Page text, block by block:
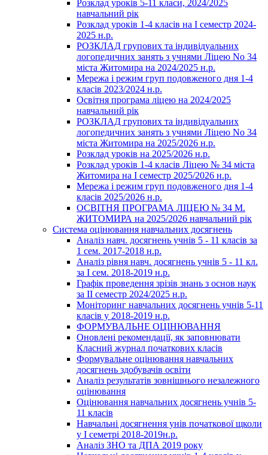
Розклад уроків 5-11 класи, 2024/2025
навчальний рік
Розклад уроків 1-4 класів на І семестр 2024-
2025 н.р.
РОЗКЛАД групових та індивідуальних
логопедичних занять з учнями Ліцею No 34
міста Житомира на 2024/2025 н.р.
Мережа і режим груп подовженого дня 1-4
класів 2023/2024 н.р.
Освітня програма ліцею на 2024/2025
навчальний рік
РОЗКЛАД групових та індивідуальних
логопедичних занять з учнями Ліцею No 34
міста Житомира на 2025/2026 н.р.
Розклад уроків на 2025/2026 н.р.
Розклад уроків 1-4 класів Ліцею № 34 міста
Житомира на І семестр 2025/2026 н.р.
Мережа і режим груп подовженого дня 1-4
класів 2025/2026 н.р.
ОСВІТНЯ ПРОГРАМА ЛІЦЕЮ № 34 М.
ЖИТОМИРА на 2025/2026 навчальний рік
Система оцінювання навчальних досягнень
Аналіз навч. досягнень учнів 5 - 11 класів за
1 сем. 2017-2018 н.р.
Аналіз рівня навч. досягнень учнів 5 - 11 кл.
за І сем. 2018-2019 н.р.
Графік проведення зрізів знань з основ наук
за ІІ семестр 2024/2025 н.р.
Моніторинг навчальних досягнень учнів 5-11
класів у 2018-2019 н.р.
ФОРМУВАЛЬНЕ ОЦІНЮВАННЯ
Оновлені рекомендації, як заповнювати
Класний журнал початкових класів
Формувальне оцінювання навчальних
досягнень здобувачів освіти
Аналіз результатів зовнішнього незалежного
оцінювання
Оцінювання навчальних досягнень учнів 5-
11 класів
Навчальні досягнення унів початкової щколи
у І семетрі 2018-2019н.р.
Аналіз ЗНО та ДПА 2019 року